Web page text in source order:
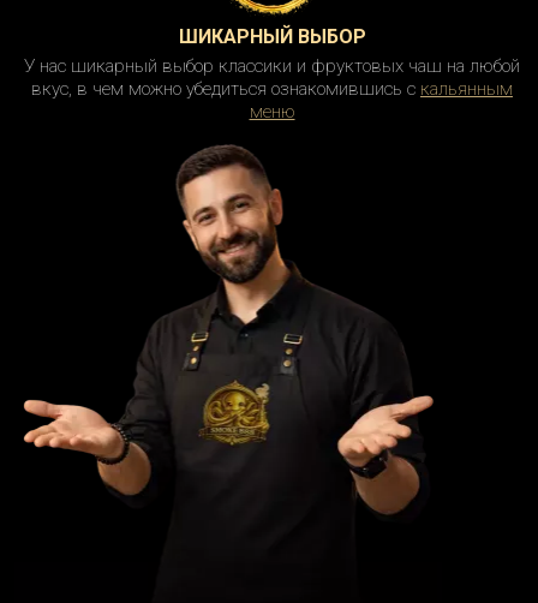
ШИКАРНЫЙ ВЫБОР
У нас шикарный выбор классики и фруктовых чаш на любой
вкус, в чем можно убедиться ознакомившись с кальянным
меню